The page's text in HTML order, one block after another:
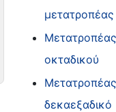
μετατροπέας
οκταδικού
δεκαεξαδικό